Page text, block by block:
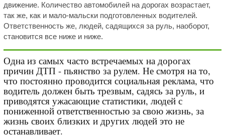
движение. Количество автомобилей на дорогах возрастает,
так же, как и мало-мальски подготовленных водителей.
Ответственность же, людей, садящихся за руль, наоборот,
становится все ниже и ниже.
Одна из самых часто встречаемых на дорогах
причин ДТП - пьянство за рулем. Не смотря на то,
что постоянно проводится социальная реклама, что
водитель должен быть трезвым, садясь за руль, и
приводятся ужасающие статистики, людей с
пониженной ответственностью за свою жизнь, за
жизнь своих близких и других людей это не
останавливает.